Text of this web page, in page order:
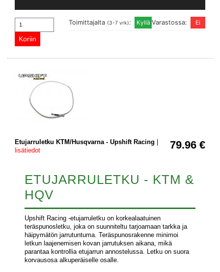
Varastossa:
Toimittajalta (3-7 vrk):
79.96 €
Etujarruletku KTM/Husqvarna - Upshift Racing |
lisätiedot
ETUJARRULETKU - KTM &
HQV
Upshift Racing -etujarruletku on korkealaatuinen
teräspunosletku, joka on suunniteltu tarjoamaan tarkka ja
häipymätön jarrutuntuma. Teräspunosrakenne minimoi
letkun laajenemisen kovan jarrutuksen aikana, mikä
parantaa kontrollia etujarrun annostelussa. Letku on suora
korvausosa alkuperäiselle osalle.